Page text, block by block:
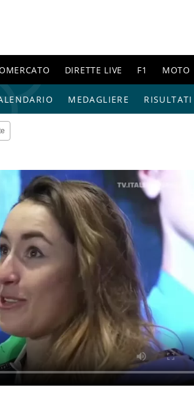
DIRETTE LIVE F1 MOTO
MEDAGLIERE RISULTATI